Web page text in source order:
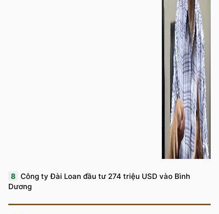
8 Công ty Đài Loan đầu tư 274 triệu USD vào Bình
Dương